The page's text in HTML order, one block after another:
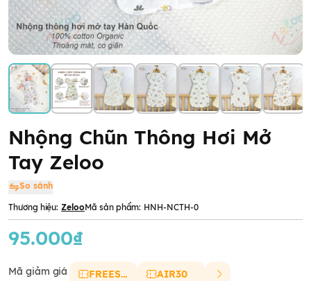
Nhộng Chũn Thông Hơi Mở
Tay Zeloo
So sánh
Thương hiệu: ZelooMã sản phẩm: HNH-NCTH-0
95.000₫
Mã giảm giá FREESHIP AIR30